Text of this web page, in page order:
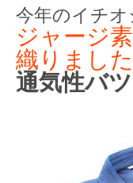
今年のイチ
ジャージ
織りまし
通気性バ